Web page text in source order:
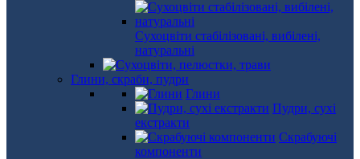
Сухоцвіти стабілізовані, вибілені,
натуральні
Глини, скраби, пудри
Глини
Пудри, сухі
екстракти
Скрабуючі
компоненти